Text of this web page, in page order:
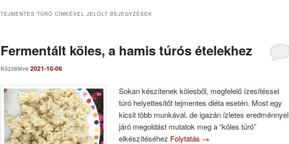
TEJMENTES TÚRÓ CÍMKÉVEL JELÖLT BEJEGYZÉSEK
Fermentált köles, a hamis túrós ételekhez
Közzétéve 2021-10-06
Sokan készítenek kölesből, megfelelő ízesítéssel
túró helyettesítőt tejmentes diéta esetén. Most egy
kicsit több munkával, de igazán ízletes eredménnyel
járó megoldást mutatok meg a “köles túró”
elkészítéséhez Folytatás →